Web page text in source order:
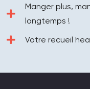
Manger plus,
longtemps !
Votre recueil